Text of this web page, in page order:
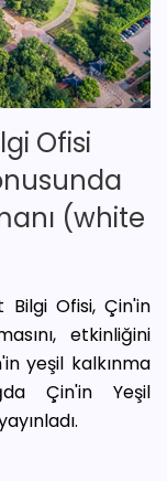
Ofisi
(white
Ofisi, Çin'in
etkinliğini
yeşil kalkınma
Çin'in Yeşil